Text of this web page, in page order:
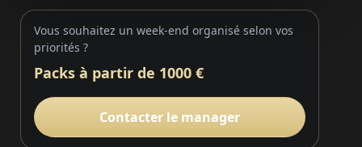
Vous souhaitez un week-end organisé selon vos
priorités ?
Packs à partir de 1000 €
Contacter le manager